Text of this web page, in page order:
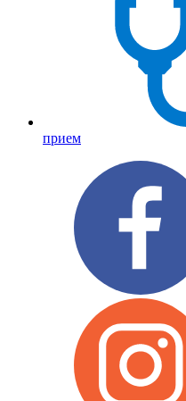
прием